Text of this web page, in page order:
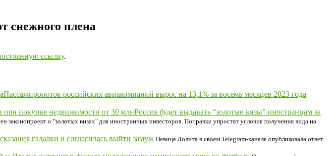
снежного плена
ссылку.
Пассажиропоток российских авиакомпаний вырос на 13,1% за восемь месяцев 2023 года
Россия будет выдавать “золотые визы” иностранцам за
законопроект о "золотых визах" для иностранных инвесторов. Поправки упростят условия получения вида на
гадалки и согласилась выйти замуж Певица Лолита в своем Telegram-канале опубликовала ответ